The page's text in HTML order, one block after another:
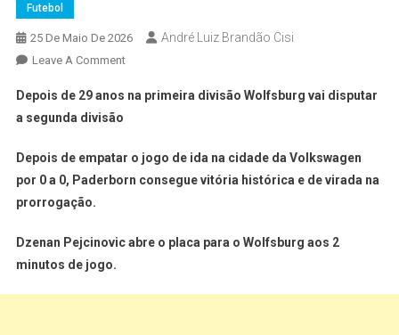
Futebol
25 De Maio De 2026 André Luiz Brandão Cisi
Leave A Comment
Depois de 29 anos na primeira divisão Wolfsburg vai disputar
a segunda divisão
Depois de empatar o jogo de ida na cidade da Volkswagen
por 0 a 0, Paderborn consegue vitória histórica e de virada na
prorrogação.
Dzenan Pejcinovic abre o placa para o Wolfsburg aos 2
minutos de jogo.